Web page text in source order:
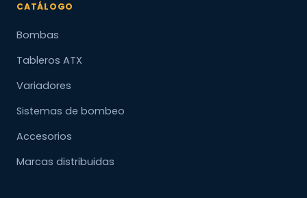
CATÁLOGO
Bombas
Tableros ATX
Variadores
Sistemas de bombeo
Accesorios
Marcas distribuidas